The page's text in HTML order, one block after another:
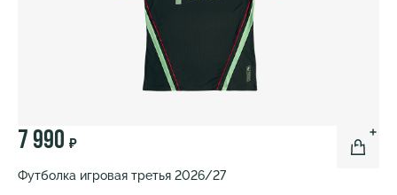
7 990 ₽
Футболка игровая третья 2026/27